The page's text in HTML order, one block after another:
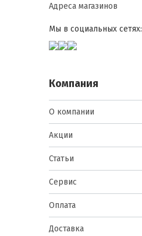
Адреса магазинов
Мы в социальных сетях:
Компания
О компании
Акции
Статьи
Сервис
Оплата
Доставка